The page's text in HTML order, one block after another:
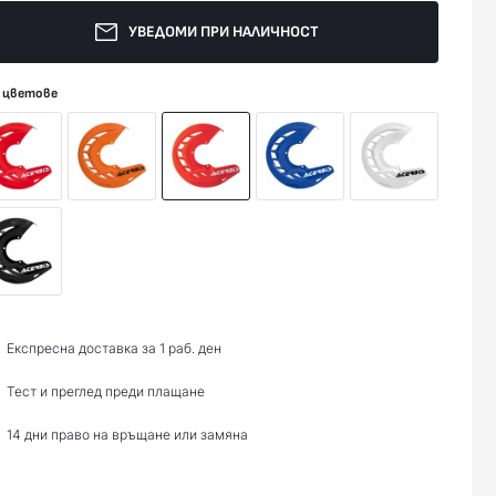
УВЕДОМИ ПРИ НАЛИЧНОСТ
Експресна доставка за 1 раб. ден
Тест и преглед преди плащане
14 дни право на връщане или замяна